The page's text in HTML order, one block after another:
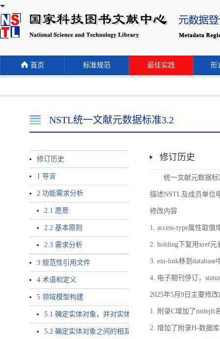
首页 标准规范 最佳实践 形
NSTL统一文献元数据标准3.2
修订历史
1 导言
2 功能需求分析
2.1 愿景
2.2 基本原则
2.3 需求分析
3 规范性引用文件
4 术语和定义
5 领域模型构建
5.1 确定实体对象，并对实体对象命名
5.2 确定实体对象之间的相互关系，定义实体对象之间的
修订历史
统一文献元数据
描述NSTL及成员单位
修改内容
1. access-type属性取值
2. holding下复用xref元
3. ext-link移到database
4. 电子期刊停订，
2025年5月9日主要修
1. 附录C增加了nstlejft
2. 增加了附录H-数据